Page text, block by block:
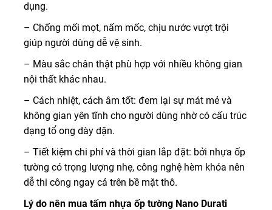
dụng.
– Chống mối mọt, nấm mốc, chịu nước vượt trội
giúp người dùng dễ vệ sinh.
– Màu sắc chân thật phù hợp với nhiều không gian
nội thất khác nhau.
– Cách nhiệt, cách âm tốt: đem lại sự mát mẻ và
không gian yên tĩnh cho người dùng nhờ có cấu trúc
dạng tổ ong dày dặn.
– Tiết kiệm chi phí và thời gian lắp đặt: bởi nhựa ốp
tường có trọng lượng nhẹ, công nghệ hèm khóa nên
dễ thi công ngay cả trên bề mặt thô.
Lý do nên mua tấm nhựa ốp tường Nano Durati